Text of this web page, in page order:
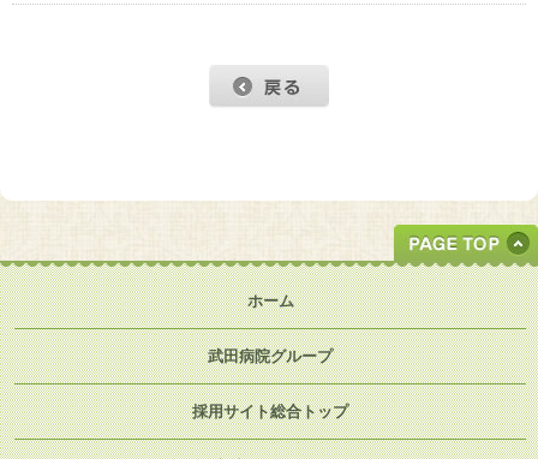
ホーム
武田病院グループ
採用サイト総合トップ